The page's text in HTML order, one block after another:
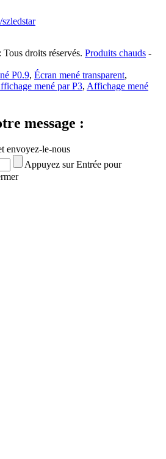
droits réservés. Produits chauds -
P0.9, Écran mené transparent,
mené par P3, Affichage mené
message :
envoyez-le-nous
Appuyez sur Entrée pour